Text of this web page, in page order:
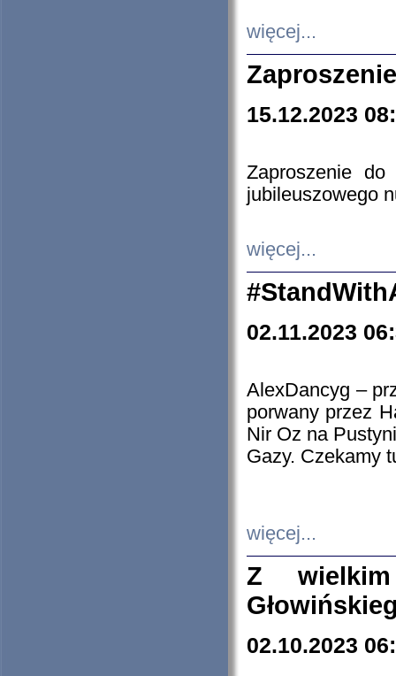
więcej...
15.12.2023
Zaproszenie do
jubileuszowego
więcej...
02.11.2023
AlexDancyg –
porwany przez
Nir Oz na
Gazy. Czekamy
więcej...
Z
02.10.2023